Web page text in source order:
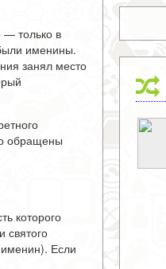
— только в
именины.
занял место
обращены
которого
святого
Если